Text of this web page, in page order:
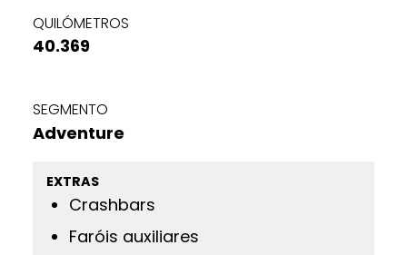
QUILÓMETROS
40.369
SEGMENTO
Adventure
EXTRAS
Crashbars
Faróis auxiliares